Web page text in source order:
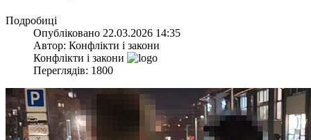
Подробиці
Опубліковано 22.03.2026 14:35
Автор: Конфлікти і закони
Конфлікти і закони
Переглядів: 1800